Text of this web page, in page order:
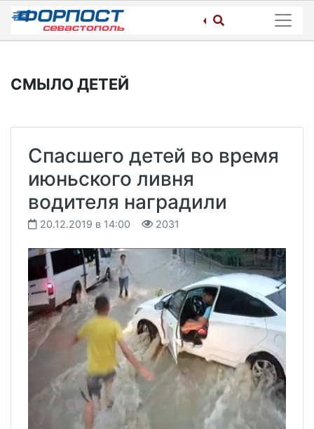
Skip
content
СМЫЛО ДЕТЕЙ
Cпасшего детей во время
июньского ливня
водителя наградили
20.12.2019 в 14:00 2031